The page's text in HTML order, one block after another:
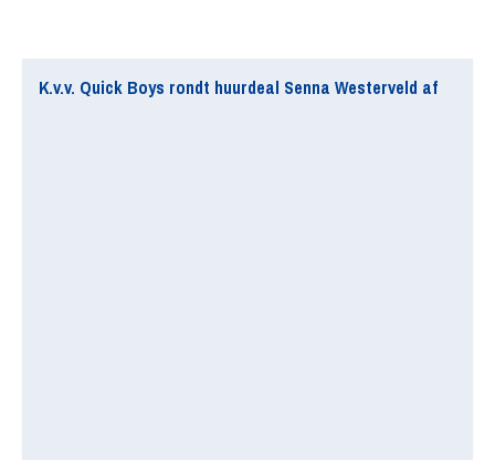
K.v.v. Quick Boys rondt huurdeal Senna Westerveld af